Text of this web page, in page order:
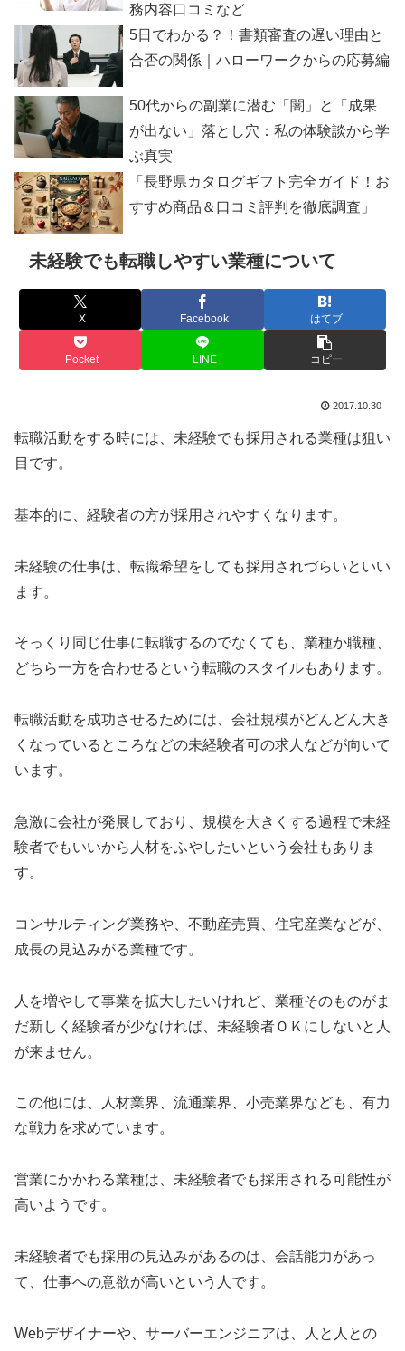
務内容口コミなど
5日でわかる？！書類審査の遅い理由と
合否の関係｜ハローワークからの応募編
50代からの副業に潜む「闇」と「成果
が出ない」落とし穴：私の体験談から学
ぶ真実
「長野県カタログギフト完全ガイド！お
すすめ商品＆口コミ評判を徹底調査」
未経験でも転職しやすい業種について
X Facebook はてブ
Pocket LINE コピー
2017.10.30
転職活動をする時には、未経験でも採用される業種は狙い
目です。
基本的に、経験者の方が採用されやすくなります。
未経験の仕事は、転職希望をしても採用されづらいといい
ます。
そっくり同じ仕事に転職するのでなくても、業種か職種、
どちら一方を合わせるという転職のスタイルもあります。
転職活動を成功させるためには、会社規模がどんどん大き
くなっているところなどの未経験者可の求人などが向いて
います。
急激に会社が発展しており、規模を大きくする過程で未経
験者でもいいから人材をふやしたいという会社もありま
す。
コンサルティング業務や、不動産売買、住宅産業などが、
成長の見込みがる業種です。
人を増やして事業を拡大したいけれど、業種そのものがま
だ新しく経験者が少なければ、未経験者ＯＫにしないと人
が来ません。
この他には、人材業界、流通業界、小売業界なども、有力
な戦力を求めています。
営業にかかわる業種は、未経験者でも採用される可能性が
高いようです。
未経験者でも採用の見込みがあるのは、会話能力があっ
て、仕事への意欲が高いという人です。
Webデザイナーや、サーバーエンジニアは、人と人との